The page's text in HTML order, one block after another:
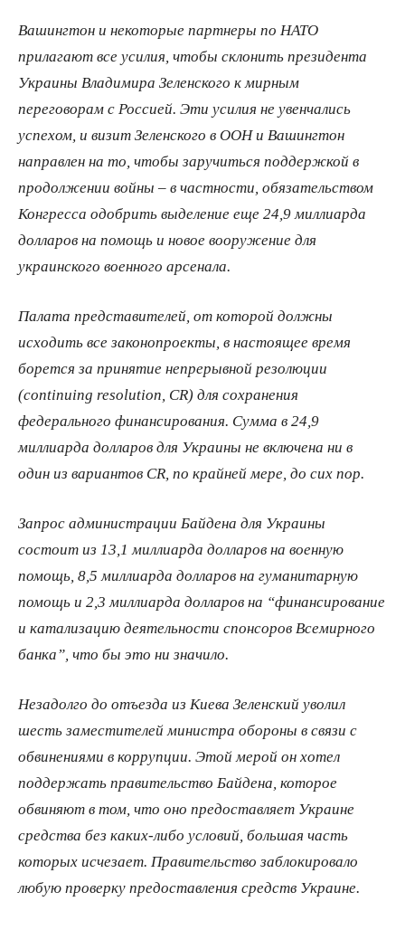
Вашингтон и некоторые партнеры по НАТО
прилагают все усилия, чтобы склонить президента
Украины Владимира Зеленского к мирным
переговорам с Россией. Эти усилия не увенчались
успехом, и визит Зеленского в ООН и Вашингтон
направлен на то, чтобы заручиться поддержкой в
продолжении войны – в частности, обязательством
Конгресса одобрить выделение еще 24,9 миллиарда
долларов на помощь и новое вооружение для
украинского военного арсенала.
Палата представителей, от которой должны
исходить все законопроекты, в настоящее время
борется за принятие непрерывной резолюции
(continuing resolution, CR) для сохранения
федерального финансирования. Сумма в 24,9
миллиарда долларов для Украины не включена ни в
один из вариантов CR, по крайней мере, до сих пор.
Запрос администрации Байдена для Украины
состоит из 13,1 миллиарда долларов на военную
помощь, 8,5 миллиарда долларов на гуманитарную
помощь и 2,3 миллиарда долларов на “финансирование
и катализацию деятельности спонсоров Всемирного
банка”, что бы это ни значило.
Незадолго до отъезда из Киева Зеленский уволил
шесть заместителей министра обороны в связи с
обвинениями в коррупции. Этой мерой он хотел
поддержать правительство Байдена, которое
обвиняют в том, что оно предоставляет Украине
средства без каких-либо условий, большая часть
которых исчезает. Правительство заблокировало
любую проверку предоставления средств Украине.